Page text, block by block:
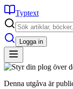
Typtext
Logga in
Denna utgåva är